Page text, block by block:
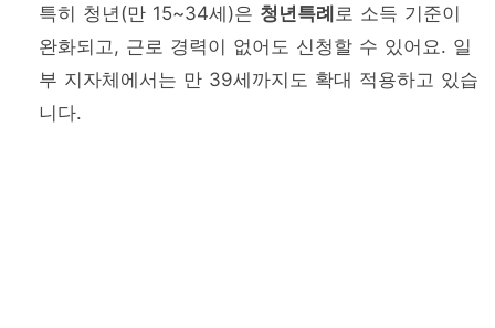
특히 청년(만 15~34세)은 청년특례 로 소득 기준이
완화되고, 근로 경력이 없어도 신청할 수 있어요. 일
부 지자체에서는 만 39세까지도 확대 적용하고 있습
니다.